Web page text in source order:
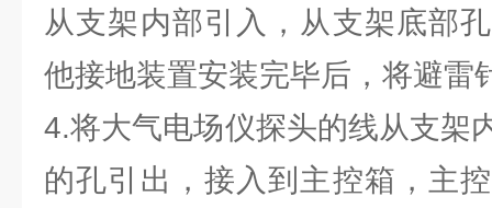
从支架内部引入，从支架底部
他接地装置安装完毕后，将避雷
4.将大气电场仪探头的线从支架
的孔引出，接入到主控箱，主